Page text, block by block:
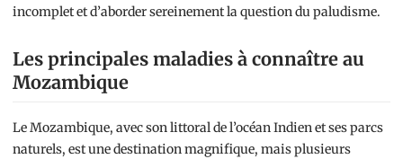
incomplet et d’aborder sereinement la question du paludisme.
Les principales maladies à connaître au
Mozambique
Le Mozambique, avec son littoral de l’océan Indien et ses parcs
naturels, est une destination magnifique, mais plusieurs